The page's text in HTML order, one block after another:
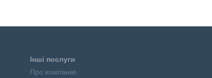
Інші послуги
Про компанію